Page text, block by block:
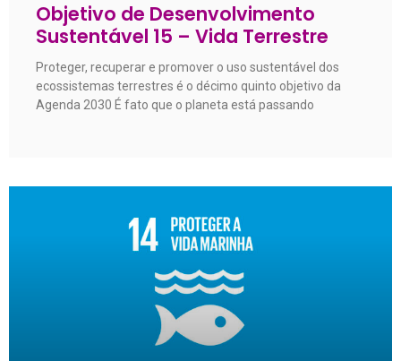
Objetivo de Desenvolvimento
Sustentável 15 – Vida Terrestre
Proteger, recuperar e promover o uso sustentável dos
ecossistemas terrestres é o décimo quinto objetivo da
Agenda 2030 É fato que o planeta está passando